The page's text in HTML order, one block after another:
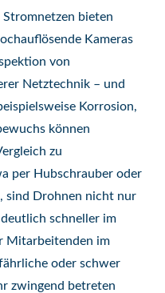
bieten
Kameras
von
Netztechnik – und
Korrosion,
können
zu
per Hubschrauber oder
sind Drohnen nicht nur
schneller im
Mitarbeitenden im
oder schwer
zwingend betreten